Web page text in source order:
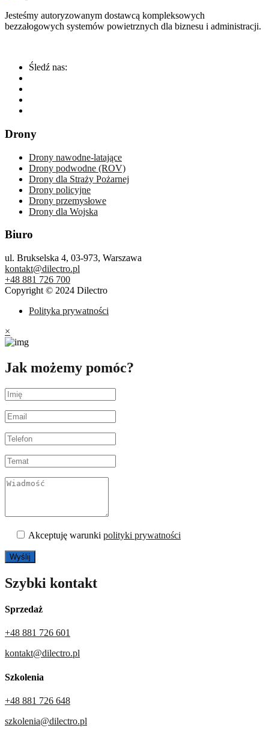
Jesteśmy autoryzowanym dostawcą kompleksowych
bezzałogowych systemów powietrznych dla biznesu i administracji.
Śledź nas:
Drony
Drony nawodne-latające
Drony podwodne (ROV)
Drony dla Straży Pożarnej
Drony policyjne
Drony przemysłowe
Drony dla Wojska
Biuro
ul. Brukselska 4, 03-973, Warszawa
kontakt@dilectro.pl
+48 881 726 700
Copyright © 2024 Dilectro
Polityka prywatności
×
Jak możemy pomóc?
Akceptuję warunki polityki prywatności
Szybki kontakt
Sprzedaż
+48 881 726 601
kontakt@dilectro.pl
Szkolenia
+48 881 726 648
szkolenia@dilectro.pl